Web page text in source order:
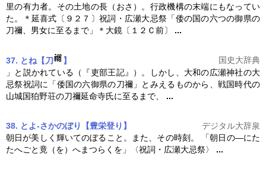
里の有力者。その土地の長（おさ）。行政機構の末端にもなってい
た。＊延喜式〔９２７〕祝詞・広瀬大忌祭 「倭の国の六つの御県の
刀禰、男女に至るまで」＊大鏡〔１２Ｃ前〕 ...
37. とね【刀 】
国史大辞典
」と説かれている（『吏部王記』）。しかし、大和の広瀬神社の大
忌祭祝詞に「倭国の六御県の刀禰」とみえるものから、戦国時代の
山城国狛野荘の刀禰延命寺氏に至るまで、 ...
38. とよ‐さかのぼり【豊栄登り】
デジタル大辞泉
朝日が美しく輝いてのぼること。また、その時刻。 「朝日の―にた
たへごと竟（を）へまつらくを」〈祝詞・広瀬大忌祭〉 ...